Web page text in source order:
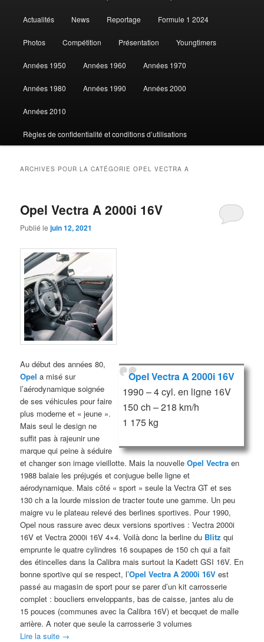
contenu
contenu
Actualités News Reportage Formule 1 2024
Photos Compétition Présentation Youngtimers
Années 1950 Années 1960 Années 1970
Années 1980 Années 1990 Années 2000
Années 2010
Règles de confidentialité et conditions d’utilisations
ARCHIVES POUR LA CATÉGORIEOPEL VECTRA A
Opel Vectra A 2000i 16V
Publié lejuin 12, 2021
Opel Vectra A 2000i 16V
1990 – 4 cyl. en ligne 16V
150 ch – 218 km/h
1 175 kg
Au début des années 80,
Opel a misé sur
l’aérodynamique soignée
de ses véhicules pour faire
plus moderne et « jeune ».
Mais seul le design ne
suffit pas à rajeunir une
marque qui peine à séduire
et changer son image vieillotte. Mais la nouvelleOpel Vectra en
1988 balaie les préjugés et conjugue belle ligne et
aérodynamique. Mais côté « sport » seule la Vectra GT et ses
130 ch a la lourde mission de tracter toute une gamme. Un peu
maigre vu le plateau relevé des berlines sportives. Pour 1990,
Opel nous rassure avec deux versions sportives : Vectra 2000i
16V et Vectra 2000i 16V 4×4. Voilà donc la berline du Blitz qui
emprunte le quatre cylindres 16 soupapes de 150 ch qui a fait
des étincelles dans la Calibra mais surtout la Kadett GSI 16V. En
bonne sportive qui se respect, l’Opel Vectra A 2000i 16V est
passé au magasin de sport pour se parer d’un kit carrosserie
complet : boucliers enveloppants, bas de caisse, jantes alu de
15 pouces (communes avec la Calibra 16V) et becquet de malle
arrière. A noter que seule la carrosserie 3 volumes
Lire la suite →